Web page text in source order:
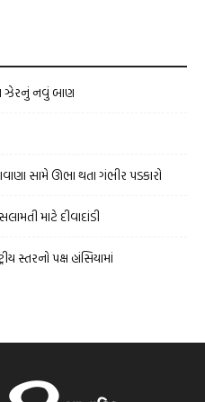
ઝેરનું નવું બાણ
સામે ઊભા થતા ગંભીર પડકારો
માટે દીવાદાંડી
સ્તરનો પક્ષ હાંસિયામાં